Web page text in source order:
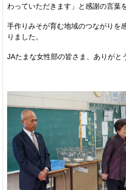
わっていただきます」と感謝の言葉
手作りみそが育む地域のつながりを
りました。
JAたまな女性部の皆さま、ありがと